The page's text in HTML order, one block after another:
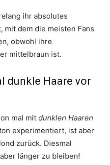
ihr absolutes
mit dem die meisten Fans
obwohl ihre
mittelbraun ist.
dunkle Haare vor
mal mit dunklen Haaren
experimentiert, ist aber
zurück. Diesmal
aber länger zu bleiben!